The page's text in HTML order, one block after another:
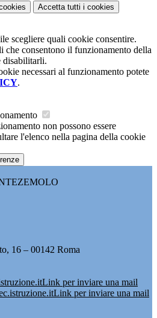
Accetta tutti i cookies
scegliere quali cookie consentire.
che consentono il funzionamento della
disabilitarli.
necessari al funzionamento potete
.
non possono essere
l'elenco nella pagina della cookie
16 – 00142 Roma
Link per inviare una mail
Link per inviare una mail